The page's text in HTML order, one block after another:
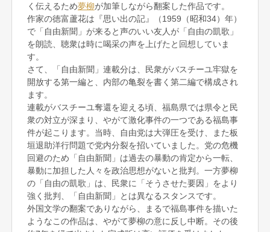
く伝えるため夢柳が加筆しながら翻案した作品です。
作家の徳富蘆花は『思い出の記』（1959（昭和34）年）
で「自由新聞」が来ると声のいい友人が「自由の凱歌」
を朗読、聴衆は時に喝采の声を上げたと回想していま
す。
さて、「自由新聞」連載分は、民衆がバスチーユ牢獄を
開放する第一編と、内部の亀裂を書く第二編で構成され
ます。
連載がバスチーユ奪還を迎える頃、福島県では県令と民
衆の対立が深まり、やがて激化事件の一つである福島事
件が起こります。当時、自由党は大弾圧を受け、また板
垣退助洋行問題で党内分裂を招いていました。党の危機
回避のため「自由新聞」は過去の暴動の肯定から一転、
暴動に加担した人々を政治思想がないと批判。一方夢柳
の「自由の凱歌」は、民衆に「そうさせた要因」をより
強く批判、「自由新聞」とは異なるスタンスです。
外国文学の翻案でありながら、まるで福島事件を描いた
ようなこの作品は、やがて夢柳の意に反し中断。その後